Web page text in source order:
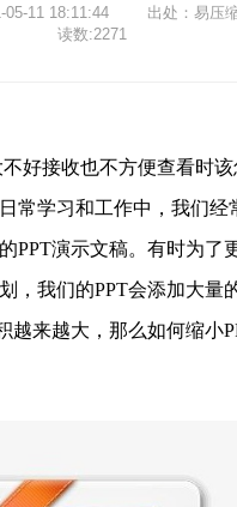
05-11 18:11:44 出处：易
读数:2271
好接收也不方便查看时该
常学习和工作中，我们经
PPT演示文稿。有时为了
，我们的PPT会添加大量
越来越大，那么如何缩小